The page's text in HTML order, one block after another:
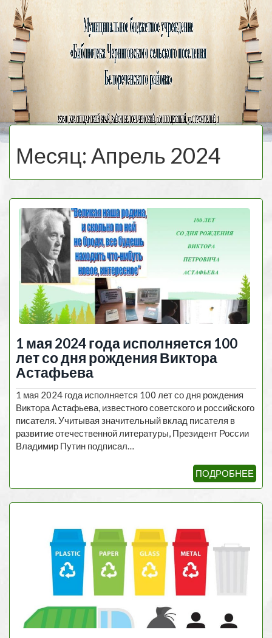
Черниговская
библиотека
МЕНЮ
Месяц: Апрель 2024
1 мая 2024 года исполняется 100
лет со дня рождения Виктора
Астафьева
1 мая 2024 года исполняется 100 лет со дня рождения
Виктора Астафьева, известного советского и российского
писателя. Учитывая значительный вклад писателя в
развитие отечественной литературы, Президент России
Владимир Путин подписал…
ПОДРОБНЕЕ